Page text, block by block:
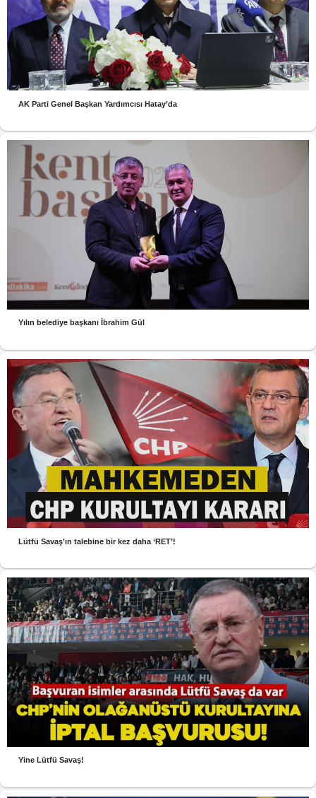
AK Parti Genel Başkan Yardımcısı Hatay’da
Yılın belediye başkanı İbrahim Gül
Lütfü Savaş’ın talebine bir kez daha ‘RET’!
Yine Lütfü Savaş!